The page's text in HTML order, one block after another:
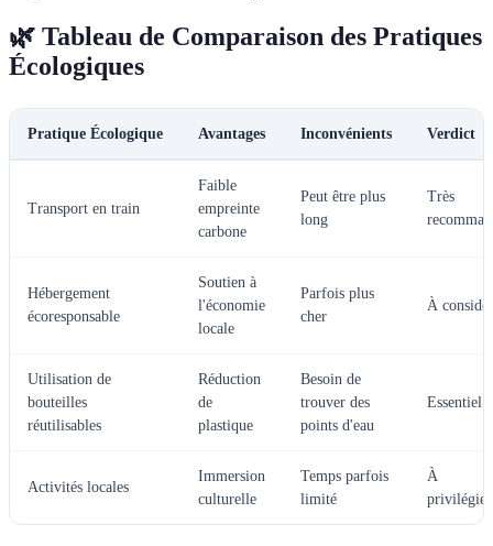
🌿 Tableau de Comparaison des Pratiques
Écologiques
Pratique Écologique Avantages Inconvénients Verdict
Transport en train
Faible
empreinte
carbone
Peut être plus
long
Très
Hébergement
écoresponsable
Soutien à
l'économie
locale
Parfois plus
cher
À
Utilisation de
bouteilles
réutilisables
Réduction
de
plastique
Besoin de
trouver des
points d'eau
Essentiel
Activités locales
Immersion
culturelle
Temps parfois
limité
À
privilégier